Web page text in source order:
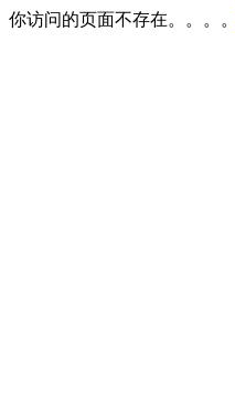
你访问的页面不存在。。。。